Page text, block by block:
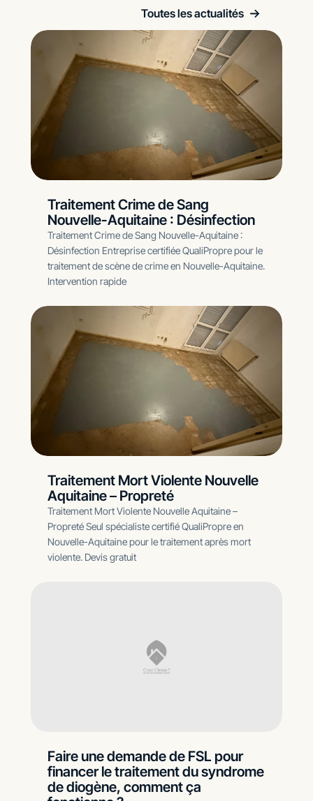
Toutes les actualités
Traitement Crime de Sang
Nouvelle-Aquitaine : Désinfection
Traitement Crime de Sang Nouvelle-Aquitaine :
Désinfection Entreprise certifiée QualiPropre pour le
traitement de scène de crime en Nouvelle-Aquitaine.
Intervention rapide
Traitement Mort Violente Nouvelle
Aquitaine – Propreté
Traitement Mort Violente Nouvelle Aquitaine –
Propreté Seul spécialiste certifié QualiPropre en
Nouvelle-Aquitaine pour le traitement après mort
violente. Devis gratuit
Faire une demande de FSL pour
financer le traitement du syndrome
de diogène, comment ça